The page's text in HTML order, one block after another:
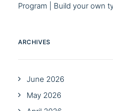
Program | Build your own
ARCHIVES
June 2026
May 2026